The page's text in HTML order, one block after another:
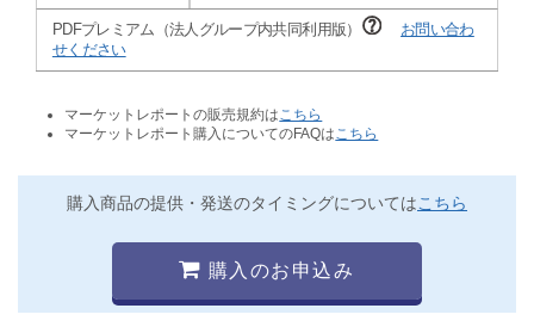
PDFプレミアム（法人グループ内共同利用版）
お問い合わ
せください
マーケットレポートの販売規約は こちら
マーケットレポート購入についてのFAQは こちら
購入商品の提供・発送のタイミングについてはこちら
購入のお申込み